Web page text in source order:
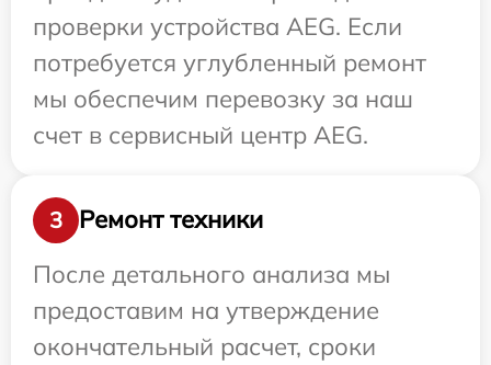
проверки устройства AEG. Если
потребуется углубленный ремонт
мы обеспечим перевозку за наш
счет в сервисный центр AEG.
3
Ремонт техники
После детального анализа мы
предоставим на утверждение
окончательный расчет, сроки